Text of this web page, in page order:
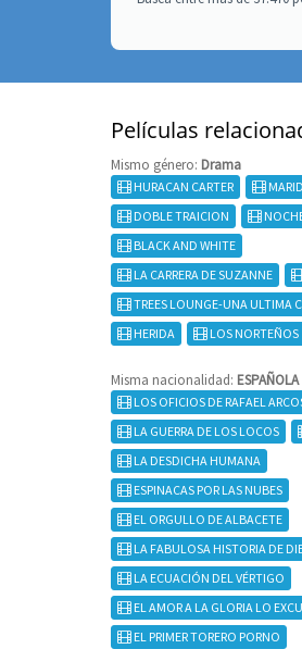
Películas
Mismo género: Drama
HURACAN CARTER
DOBLE TRAICION
BLACK AND WHITE
LA CARRERA DE SUZANNE
TREES LOUNGE-UNA ULTIMA
HERIDA
LOS NORTEÑOS
Misma nacionalidad: ESPAÑOLA
LOS OFICIOS DE RAFAEL
LA GUERRA DE LOS LOCOS
LA DESDICHA HUMANA
ESPINACAS POR LAS NUBES
EL ORGULLO DE ALBACETE
LA FABULOSA HISTORIA DE
LA ECUACIÓN DEL VÉRTIGO
EL AMOR A LA GLORIA LO
EL PRIMER TORERO PORNO